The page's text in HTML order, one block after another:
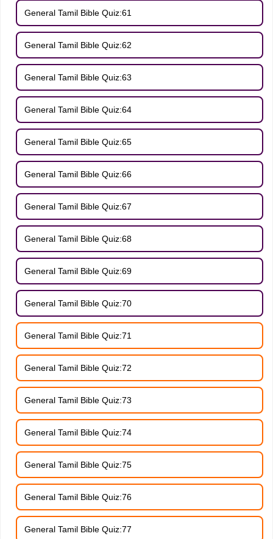
General Tamil Bible Quiz:61
General Tamil Bible Quiz:62
General Tamil Bible Quiz:63
General Tamil Bible Quiz:64
General Tamil Bible Quiz:65
General Tamil Bible Quiz:66
General Tamil Bible Quiz:67
General Tamil Bible Quiz:68
General Tamil Bible Quiz:69
General Tamil Bible Quiz:70
General Tamil Bible Quiz:71
General Tamil Bible Quiz:72
General Tamil Bible Quiz:73
General Tamil Bible Quiz:74
General Tamil Bible Quiz:75
General Tamil Bible Quiz:76
General Tamil Bible Quiz:77